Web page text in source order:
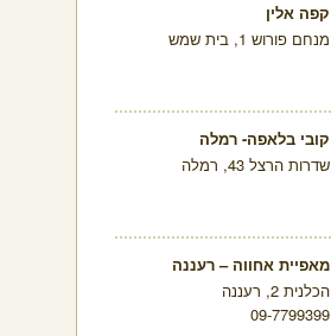
קפה אלין
מנחם פורוש 1, בית שמש
קובי בלאפה- רמלה
שדרות הרצל 43, רמלה
מאפיית אחווה – רעננה
הכלנית 2, רעננה
09-7799399